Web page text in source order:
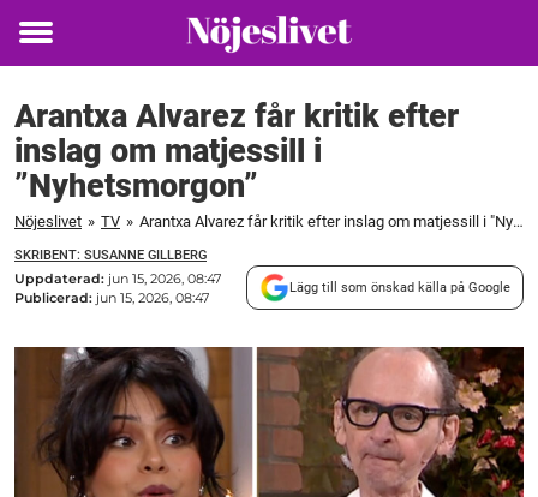
Toggle
Arantxa Alvarez får kritik efter
inslag om matjessill i
”Nyhetsmorgon”
Nöjeslivet » TV » Arantxa Alvarez får kritik efter inslag om matjessill i "Nyhetsmorgon"
SKRIBENT: SUSANNE GILLBERG
Uppdaterad: jun 15, 2026, 08:47
Publicerad: jun 15, 2026, 08:47
Lägg till som önskad källa på Google